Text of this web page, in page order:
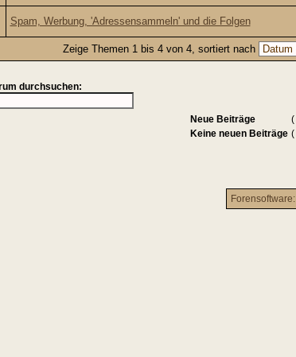
Spam, Werbung, 'Adressensammeln' und die Folgen
Zeige Themen 1 bis 4 von 4, sortiert nach
durchsuchen:
Neue Beiträge (
Keine neuen Beiträge (
Forensoftware: